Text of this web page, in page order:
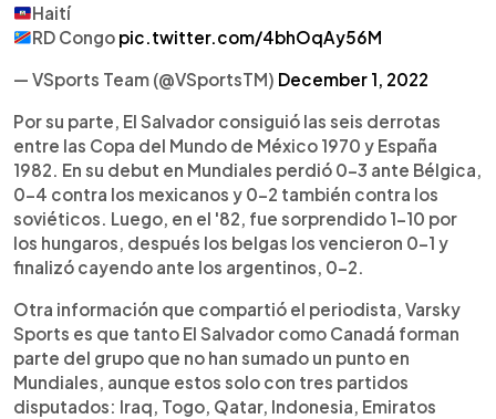
Haití
RD Congo pic.twitter.com/4bhOqAy56M
— VSports Team (@VSportsTM) December 1, 2022
Por su parte, El Salvador consiguió las seis derrotas
entre las Copa del Mundo de México 1970 y España
1982. En su debut en Mundiales perdió 0-3 ante Bélgica,
0-4 contra los mexicanos y 0-2 también contra los
soviéticos. Luego, en el '82, fue sorprendido 1-10 por
los hungaros, después los belgas los vencieron 0-1 y
finalizó cayendo ante los argentinos, 0-2.
Otra información que compartió el periodista, Varsky
Sports es que tanto El Salvador como Canadá forman
parte del grupo que no han sumado un punto en
Mundiales, aunque estos solo con tres partidos
disputados: Iraq, Togo, Qatar, Indonesia, Emiratos